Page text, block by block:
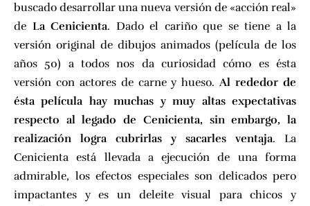
buscado desarrollar una nueva versión de «acción real»
de La Cenicienta. Dado el cariño que se tiene a la
versión original de dibujos animados (película de los
años 50) a todos nos da curiosidad cómo es ésta
versión con actores de carne y hueso.Al rededor de
ésta película hay muchas y muy altas expectativas
respecto al legado de Cenicienta, sin embargo, la
realización logra cubrirlas y sacarles ventaja. La
Cenicienta está llevada a ejecución de una forma
admirable, los efectos especiales son delicados pero
impactantes y es un deleite visual para chicos y